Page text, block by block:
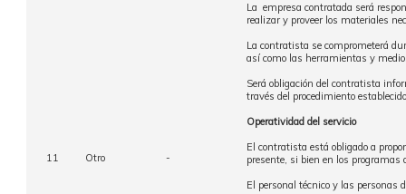
11 Otro -
La empresa contratada será
realizar y proveer los materiales
La contratista se comprometerá
así como las herramientas y
Será obligación del contratista
través del procedimiento
Operatividad del servicio
El contratista está obligado a
presente, si bien en los programas
El personal técnico y las personas